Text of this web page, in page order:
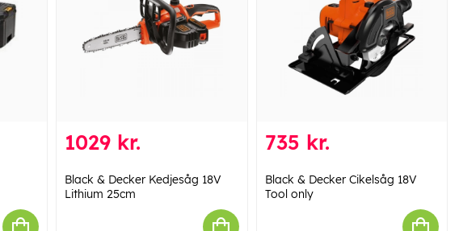
1029 kr.
Black & Decker Kedjesåg 18V
Lithium 25cm
735 kr.
Black & Decker Cikelsåg 18V
Tool only